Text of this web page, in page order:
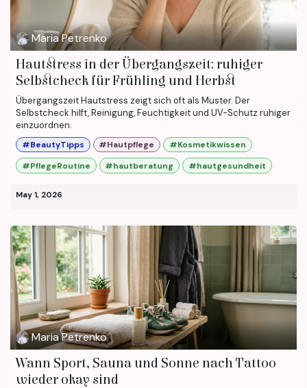
Maria Petrenko
Hautstress in der Übergangszeit: ruhiger
Selbstcheck für Frühling und Herbst
Übergangszeit Hautstress zeigt sich oft als Muster. Der
Selbstcheck hilft, Reinigung, Feuchtigkeit und UV-Schutz ruhiger
einzuordnen.
#BeautyTipps #Hautpflege
#Kosmetikwissen
#PflegeRoutine
#hautberatung #hautgesundheit
May 1, 2026
Maria Petrenko
Wann Sport, Sauna und Sonne nach Tattoo
wieder okay sind